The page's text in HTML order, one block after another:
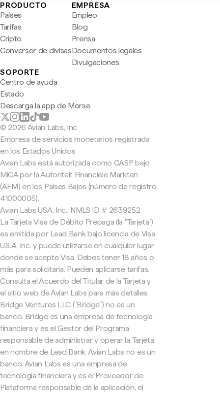
PRODUCTO
Países
Tarifas
Cripto
Conversor de divisas
EMPRESA
Empleo
Blog
Prensa
Documentos legales
Divulgaciones
SOPORTE
Centro de ayuda
Estado
Descarga la app de Morse
© 2026 Avian Labs, Inc
Empresa de servicios monetarios registrada
en los Estados Unidos
Avian Labs está autorizada como CASP bajo
MiCA por la Autoriteit Financiële Markten
(AFM) en los Países Bajos (número de registro
41000005).
Avian Labs USA, Inc., NMLS ID # 2639252
La Tarjeta Visa de Débito Prepaga (la "Tarjeta")
es emitida por Lead Bank bajo licencia de Visa
U.S.A. Inc. y puede utilizarse en cualquier lugar
donde se acepte Visa. Debes tener 18 años o
más para solicitarla. Pueden aplicarse tarifas.
Consulta el Acuerdo del Titular de la Tarjeta y
el sitio web de Avian Labs para más detalles.
Bridge Ventures LLC ("Bridge") no es un
banco. Bridge es una empresa de tecnología
financiera y es el Gestor del Programa
responsable de administrar y operar la Tarjeta
en nombre de Lead Bank. Avian Labs no es un
banco. Avian Labs es una empresa de
tecnología financiera y es el Proveedor de
Plataforma responsable de la aplicación, el